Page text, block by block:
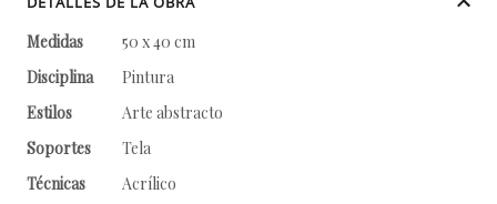
Medidas
50 x 40 cm
Disciplina
Pintura
Estilos
Arte abstracto
Soportes
Tela
Técnicas
Acrílico